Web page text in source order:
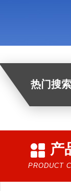
热门搜索
产
PRODUCT